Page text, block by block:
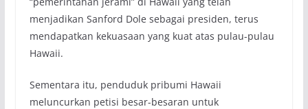
menjadikan Sanford Dole sebagai presiden, terus
mendapatkan kekuasaan yang kuat atas pulau-pulau
Hawaii.
Sementara itu, penduduk pribumi Hawaii
meluncurkan petisi besar-besaran untuk